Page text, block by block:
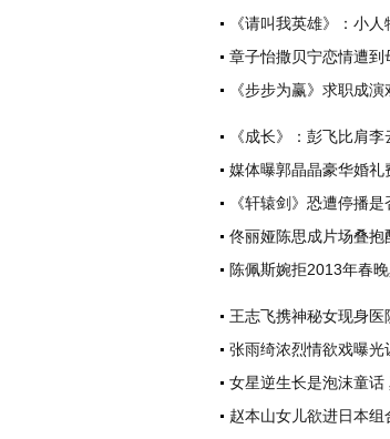
《请叫我英雄》：小
章子怡撒贝宁恋情遭到
《步步为赢》求职成
《成长》：彭飞比肩
媒体曝郭晶晶豪华婚礼
《轩辕剑》恐遭停播
佟丽娅陈思成片场叠
陈佩斯婉拒2013年春
王志飞携神秘女现身
张雨绮浓烈情欲戏曝
女星逆生长是泡沫童话
赵本山女儿欲进日本组